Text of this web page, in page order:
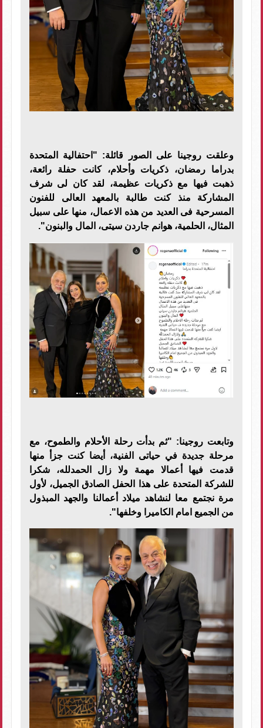
وعلقت روجينا على الصور قائلة: "احتفالية المتحدة
بدراما رمضان، ذكريات وأحلام، كانت حفلة رائعة،
ذهبت فيها مع ذكريات عظيمة، لقد كان لى شرف
المشاركة منذ كنت طالبة بالمعهد العالى للفنون
المسرحية فى العديد من هذه الاعمال، منها على سبيل
المثال، الحلمية، هوانم جاردن سيتى، المال والبنون".
وتابعت روجينا: "ثم بدأت رحلة الأحلام والطموح، مع
مرحلة جديدة في حياتى الفنية، أيضا كنت جزأ منها
قدمت فيها أعمالا مهمة ولا زال الحمدلله، شكرا
للشركة المتحدة على هذا الحفل الصادق الجميل، لأول
مرة نجتمع معا لنشاهد ميلاد أعمالنا والجهد المبذول
من الجميع امام الكاميرا وخلفها".